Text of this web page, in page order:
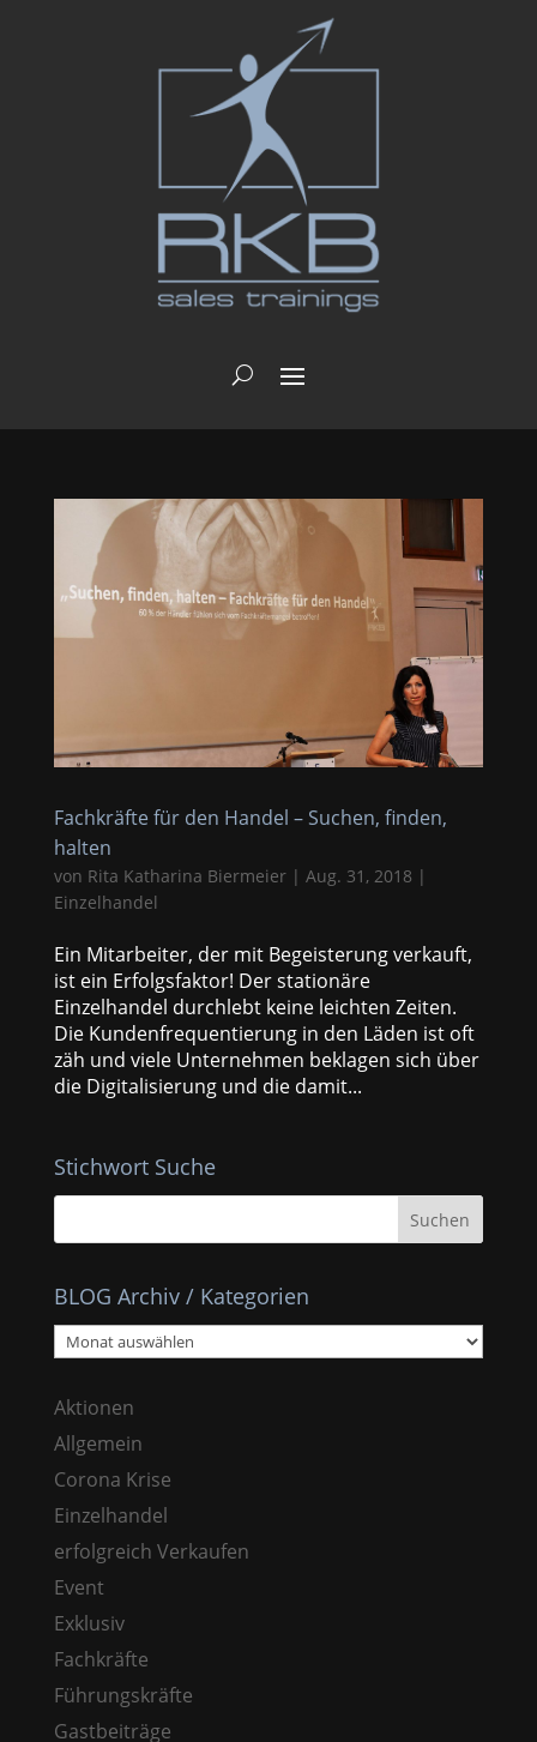
Fachkräfte für den Handel – Suchen, finden,
halten
von Rita Katharina Biermeier| Aug. 31, 2018 |
Einzelhandel
Ein Mitarbeiter, der mit Begeisterung verkauft,
ist ein Erfolgsfaktor! Der stationäre
Einzelhandel durchlebt keine leichten Zeiten.
Die Kundenfrequentierung in den Läden ist oft
zäh und viele Unternehmen beklagen sich über
die Digitalisierung und die damit...
Stichwort Suche
BLOG Archiv / Kategorien
BLOG
Archiv
Kategorien
Aktionen
Allgemein
Corona Krise
Einzelhandel
erfolgreich Verkaufen
Event
Exklusiv
Fachkräfte
Führungskräfte
Gastbeiträge